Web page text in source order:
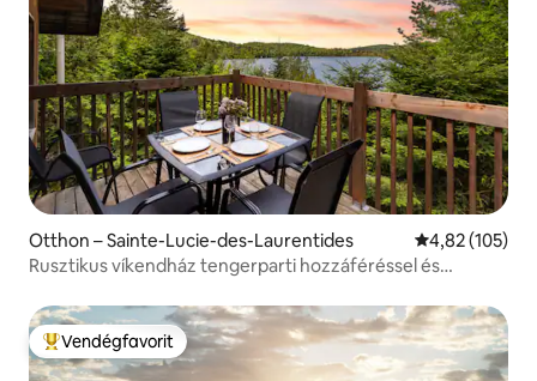
Otthon – Sainte-Lucie-des-Laurentides Átlagos
4,82 (105)
Rusztikus víkendház tengerparti hozzáféréssel és
Kiemelt vendégfavorit
Vendégfavorit